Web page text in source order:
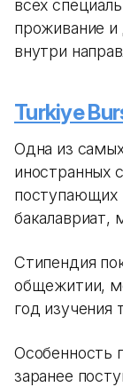
всех
проживание и
внутри
Turkiye
Одна из
иностранных
поступающих
бакалавриат,
Стипендия
общежитии,
год изучения
Особенность
заранее